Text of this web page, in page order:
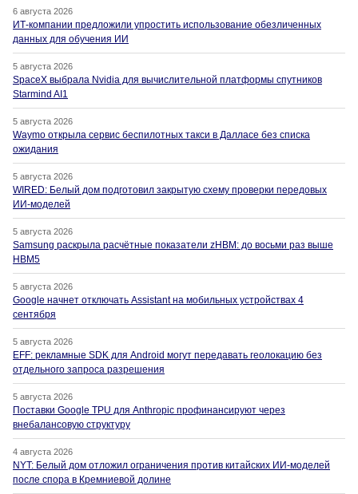
6 августа 2026
ИТ-компании предложили упростить использование обезличенных
данных для обучения ИИ
5 августа 2026
SpaceX выбрала Nvidia для вычислительной платформы спутников
Starmind AI1
5 августа 2026
Waymo открыла сервис беспилотных такси в Далласе без списка
ожидания
5 августа 2026
WIRED: Белый дом подготовил закрытую схему проверки передовых
ИИ-моделей
5 августа 2026
Samsung раскрыла расчётные показатели zHBM: до восьми раз выше
HBM5
5 августа 2026
Google начнет отключать Assistant на мобильных устройствах 4
сентября
5 августа 2026
EFF: рекламные SDK для Android могут передавать геолокацию без
отдельного запроса разрешения
5 августа 2026
Поставки Google TPU для Anthropic профинансируют через
внебалансовую структуру
4 августа 2026
NYT: Белый дом отложил ограничения против китайских ИИ-моделей
после спора в Кремниевой долине